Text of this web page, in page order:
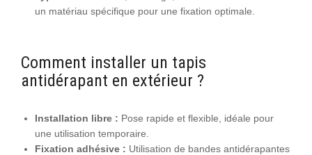
un matériau spécifique pour une fixation optimale.
Comment installer un tapis
antidérapant en extérieur ?
Installation libre : Pose rapide et flexible, idéale pour
une utilisation temporaire.
Fixation adhésive : Utilisation de bandes antidérapantes